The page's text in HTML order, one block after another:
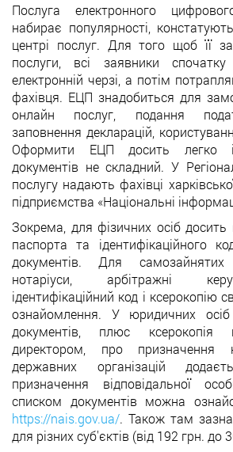
Послуга електронного
набирає популярності,
центрі послуг. Для того щоб її
послуги, всі заявники
електронній черзі, а потім
фахівця. ЕЦП знадобиться для
онлайн послуг, подання
заповнення декларацій,
Оформити ЕЦП досить легко
документів не складний. У
послугу надають фахівці
підприємства «Національні
Зокрема, для фізичних осіб досить
паспорта та ідентифікаційного
документів. Для самозайнятих
нотаріуси, арбітражні
ідентифікаційний код і ксерокопію
ознайомлення. У юридичних
документів, плюс ксерокопія
директором, про
державних організацій
призначення відповідальної
списком документів можна
https://nais.gov.ua/. Також там
для різних суб'єктів (від 192 грн. до